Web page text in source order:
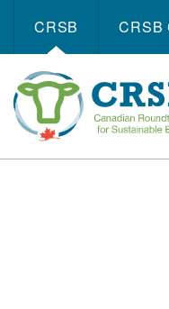
CRSB CRSB